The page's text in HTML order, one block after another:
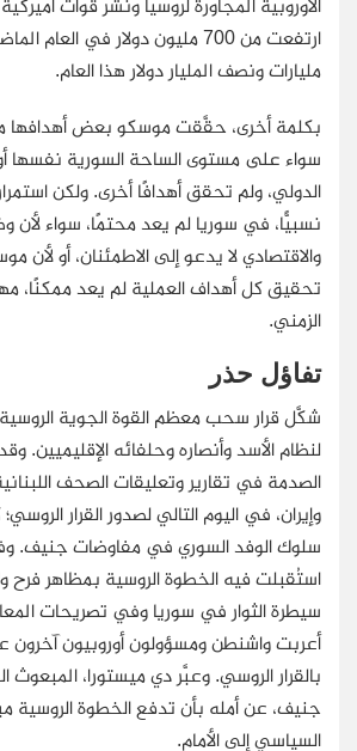
الأوروبية المجاورة لروسيا ونشر قوات
ارتفعت من 700 مليون دولار في العام
مليارات ونصف المليار دولار هذا العام.
بكلمة أخرى، حقَّقت موسكو بعض أهدافها من
سواء على مستوى الساحة السورية نفسها
الدولي، ولم تحقق أهدافًا أخرى. ولكن استمرار
نسبيًّا، في سوريا لم يعد محتمًا، سواء لأن
والاقتصادي لا يدعو إلى الاطمئنان، أو لأن
تحقيق كل أهداف العملية لم يعد ممكنًا،
الزمني.
تفاؤل حذر
شكَّل قرار سحب معظم القوة الجوية
لنظام الأسد وأنصاره وحلفائه الإقليميين.
الصدمة في تقارير وتعليقات الصحف
وإيران، في اليوم التالي لصدور القرار
سلوك الوفد السوري في مفاوضات جنيف.
استُقبلت فيه الخطوة الروسية بمظاهر فرح
سيطرة الثوار في سوريا وفي تصريحات
أعربت واشنطن ومسؤولون أوروبيون
بالقرار الروسي. وعبَّر دي ميستورا،
جنيف، عن أمله بأن تدفع الخطوة الروسية
السياسي إلى الأمام.